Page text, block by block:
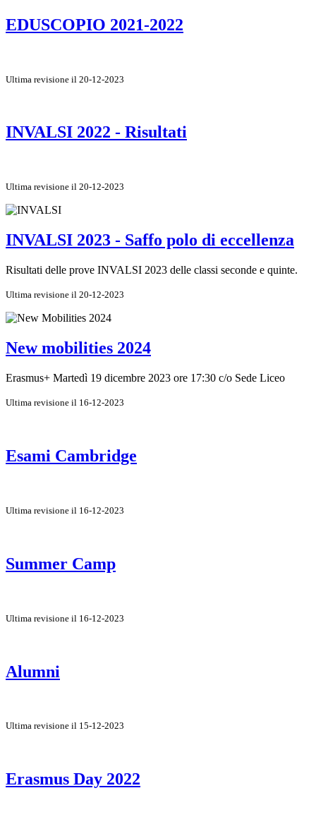
EDUSCOPIO 2021-2022
Ultima revisione il 20-12-2023
INVALSI 2022 - Risultati
Ultima revisione il 20-12-2023
INVALSI 2023 - Saffo polo di eccellenza
Risultati delle prove INVALSI 2023 delle classi seconde e quinte.
Ultima revisione il 20-12-2023
New mobilities 2024
Erasmus+ Martedì 19 dicembre 2023 ore 17:30 c/o Sede Liceo
Ultima revisione il 16-12-2023
Esami Cambridge
Ultima revisione il 16-12-2023
Summer Camp
Ultima revisione il 16-12-2023
Alumni
Ultima revisione il 15-12-2023
Erasmus Day 2022